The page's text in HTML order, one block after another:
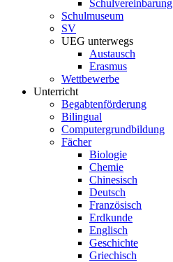
Schulvereinbarung
Schulmuseum
SV
UEG unterwegs
Austausch
Erasmus
Wettbewerbe
Unterricht
Begabtenförderung
Bilingual
Computergrundbildung
Fächer
Biologie
Chemie
Chinesisch
Deutsch
Französisch
Erdkunde
Englisch
Geschichte
Griechisch